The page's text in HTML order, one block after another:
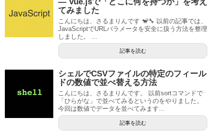
てみました
こんにちは、さるまりんです 🐒🔧 以前の記事では、
JavaScriptでURLパラメータを安全に扱う方法を整理
しました。 ...
記事を読む
シェルでCSVファイルの特定のフィール
ドの数値で並べ替える方法
こんにちは、さるまりんです。 以前sortコマンドで
「ひらがな」で並べてみるというのをやりました。
今回は数値でデータを並べてみます...
記事を読む